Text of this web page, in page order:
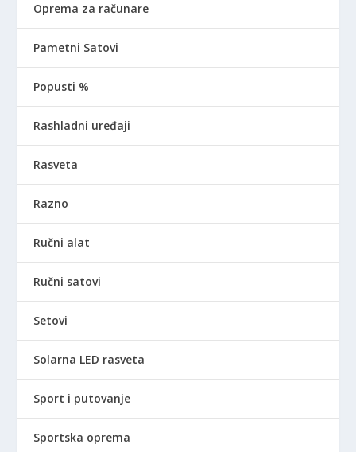
Oprema za računare
Pametni Satovi
Popusti %
Rashladni uređaji
Rasveta
Razno
Ručni alat
Ručni satovi
Setovi
Solarna LED rasveta
Sport i putovanje
Sportska oprema